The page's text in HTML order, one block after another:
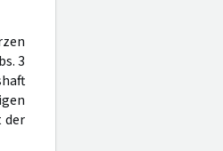
3
der